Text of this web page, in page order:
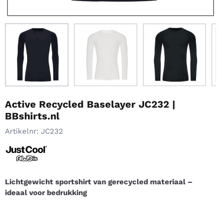
Active Recycled Baselayer JC232 |
BBshirts.nl
Artikelnr: JC232
Lichtgewicht sportshirt van gerecycled materiaal –
ideaal voor bedrukking